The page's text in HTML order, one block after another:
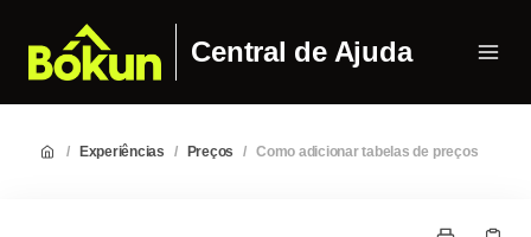
Central de Ajuda
/ Experiências / Preços / Como adicionar tabelas de preços